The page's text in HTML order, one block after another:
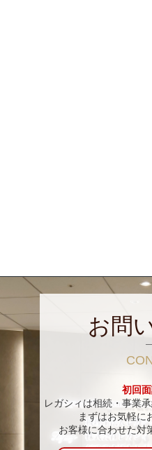
お問
初回面
レガシィは相続・事業
まずはお気軽に
お客様に合わせた対